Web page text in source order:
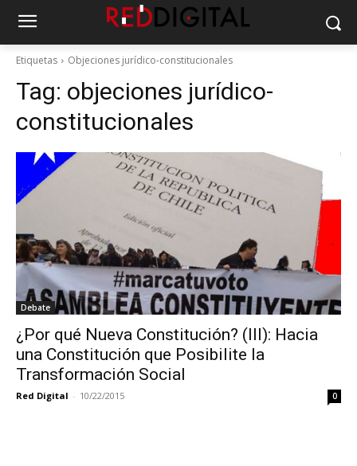
Etiquetas Objeciones jurídico-constitucionales
Tag: objeciones jurídico-
constitucionales
Debate
¿Por qué Nueva Constitución? (III): Hacia
una Constitución que Posibilite la
Transformación Social
Red Digital - 10/22/2015 0